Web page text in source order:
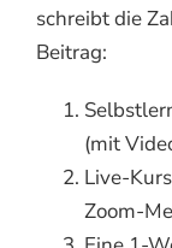
schreibt die
Beitrag:
(mit
Live-
Zoom-